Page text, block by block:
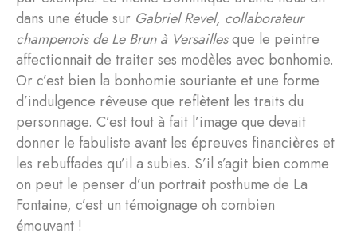
dans une étude sur Gabriel Revel, collaborateur
champenois de Le Brun à Versaillesque le peintre
affectionnait de traiter ses modèles avec bonhomie.
Or c’est bien la bonhomie souriante et une forme
d’indulgence rêveuse que reflètent les traits du
personnage. C’est tout à fait l’image que devait
donner le fabuliste avant les épreuves financières et
les rebuffades qu’il a subies. S’il s’agit bien comme
on peut le penser d’un portrait posthume de La
Fontaine, c’est un témoignage oh combien
émouvant !